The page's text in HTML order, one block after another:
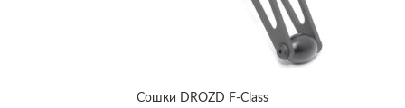
Сошки DROZD F-Class